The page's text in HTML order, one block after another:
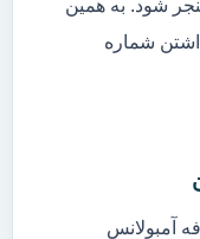
شود. به همین
شماره
آمبولانس